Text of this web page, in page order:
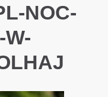
NOC-
W-